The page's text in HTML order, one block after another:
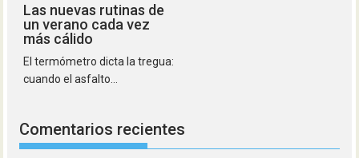
Las nuevas rutinas de
un verano cada vez
más cálido
El termómetro dicta la tregua:
cuando el asfalto...
Comentarios recientes